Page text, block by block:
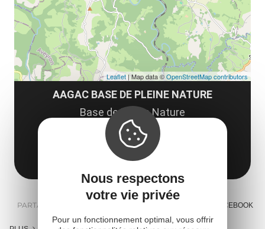
AAGAC BASE DE PLEINE NATURE
Base de Pleine Nature
Le Païsserou
Obtenir l'itinéraire
Leaflet | Map data ©OpenStreetMap contributors
PARTAGER : FACEBOOK
Nous respectons
votre vie privée
Pour un fonctionnement optimal, vous offrir